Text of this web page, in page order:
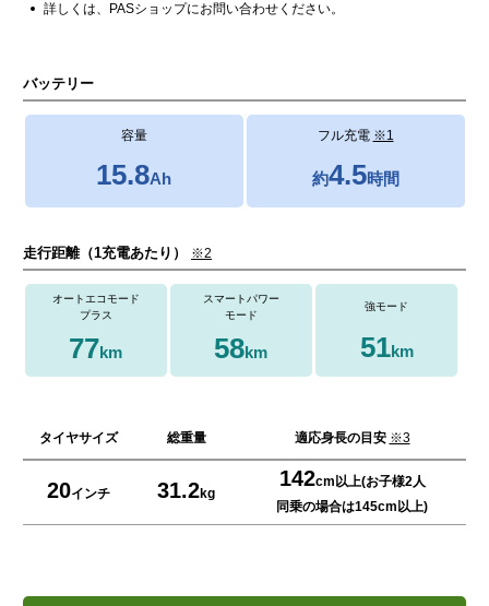
詳しくは、PASショップにお問い合わせください。
バッテリー
容量
15.8Ah
フル充電 ※1
約4.5時間
走行距離（1充電あたり） ※2
オートエコモード
プラス
77km
スマートパワー
モード
58km
強モード
51km
タイヤサイズ 総重量 適応身長の目安 ※3
20インチ 31.2kg
142cm以上(お子様2人
同乗の場合は145cm以上)